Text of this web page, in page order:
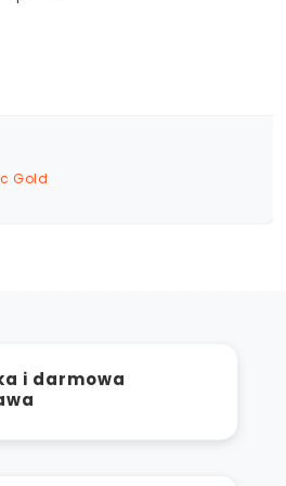
Gold
i darmowa